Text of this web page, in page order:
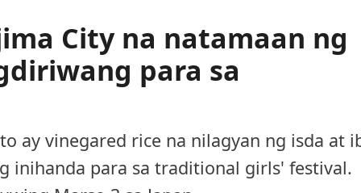
City na natamaan ng
para sa
ay vinegared rice na nilagyan ng isda at
inihanda para sa traditional girls' festival.